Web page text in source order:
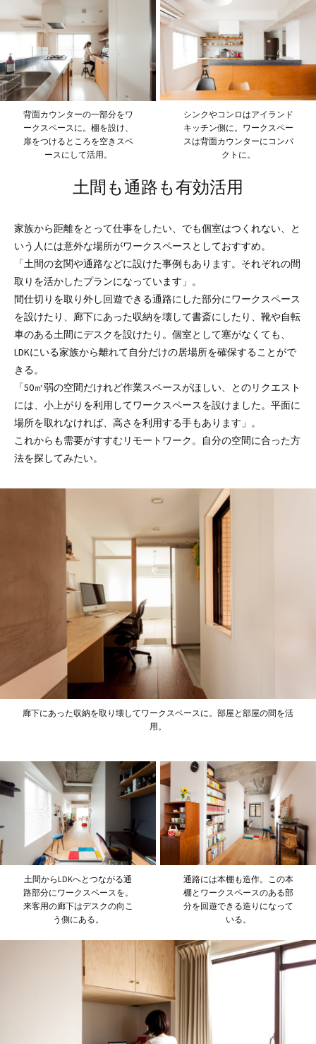
背面カウンターの一部分をワ
ークスペースに。棚を設け、
扉をつけるところを空きスペ
ースにして活用。
シンクやコンロはアイランド
キッチン側に。ワークスペー
スは背面カウンターにコンパ
クトに。
土間も通路も有効活用
家族から距離をとって仕事をしたい、でも個室はつくれない、と
いう人には意外な場所がワークスペースとしておすすめ。
「土間の玄関や通路などに設けた事例もあります。それぞれの間
取りを活かしたプランになっています」。
間仕切りを取り外し回遊できる通路にした部分にワークスペース
を設けたり、廊下にあった収納を壊して書斎にしたり、靴や自転
車のある土間にデスクを設けたり。個室として塞がなくても、
LDKにいる家族から離れて自分だけの居場所を確保することがで
きる。
「50㎡弱の空間だけれど作業スペースがほしい、とのリクエスト
には、小上がりを利用してワークスペースを設けました。平面に
場所を取れなければ、高さを利用する手もあります」。
これからも需要がすすむリモートワーク。自分の空間に合った方
法を探してみたい。
廊下にあった収納を取り壊してワークスペースに。部屋と部屋の間を活
用。
土間からLDKへとつながる通
路部分にワークスペースを。
来客用の廊下はデスクの向こ
う側にある。
通路には本棚も造作。この本
棚とワークスペースのある部
分を回遊できる造りになって
いる。